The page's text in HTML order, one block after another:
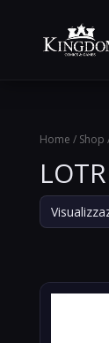
Home / Shop
LOTR